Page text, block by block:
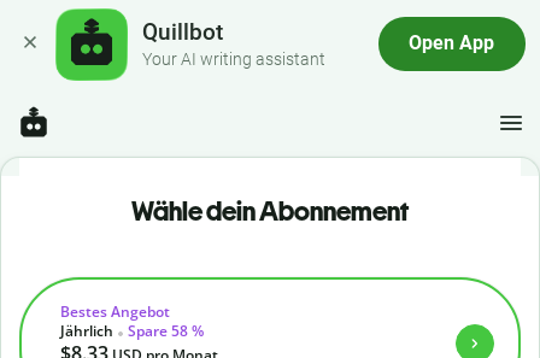
Quillbot
Your AI writing assistant
Open App
Wähle dein Abonnement
Bestes Angebot
Jährlich
Spare 58 %